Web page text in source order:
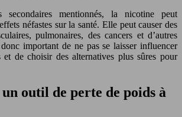
mentionnés, la nicotine peut
néfastes sur la santé. Elle peut causer des
pulmonaires, des cancers et d’autres
important de ne pas se laisser influencer
et de choisir des alternatives plus sûres pour
outil de perte de poids à